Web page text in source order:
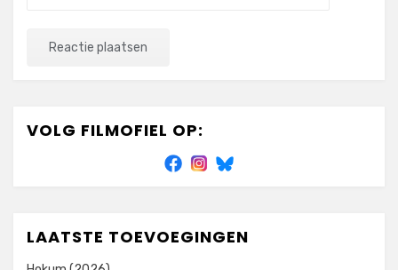
VOLG FILMOFIEL OP:
LAATSTE TOEVOEGINGEN